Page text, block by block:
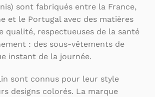
sont fabriqués entre la France,
et le Portugal avec des matières
qualité, respectueuses de la santé
: des sous-vêtements de
instant de la journée.
sont connus pour leur style
designs colorés. La marque